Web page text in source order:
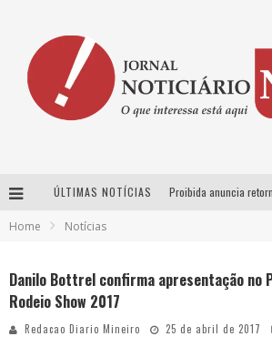
ÚLTIMAS NOTÍCIAS
Home Notícias
Danilo Bottrel confirma apresentação no
Rodeio Show 2017
Redacao Diario Mineiro 25 de abril de 2017